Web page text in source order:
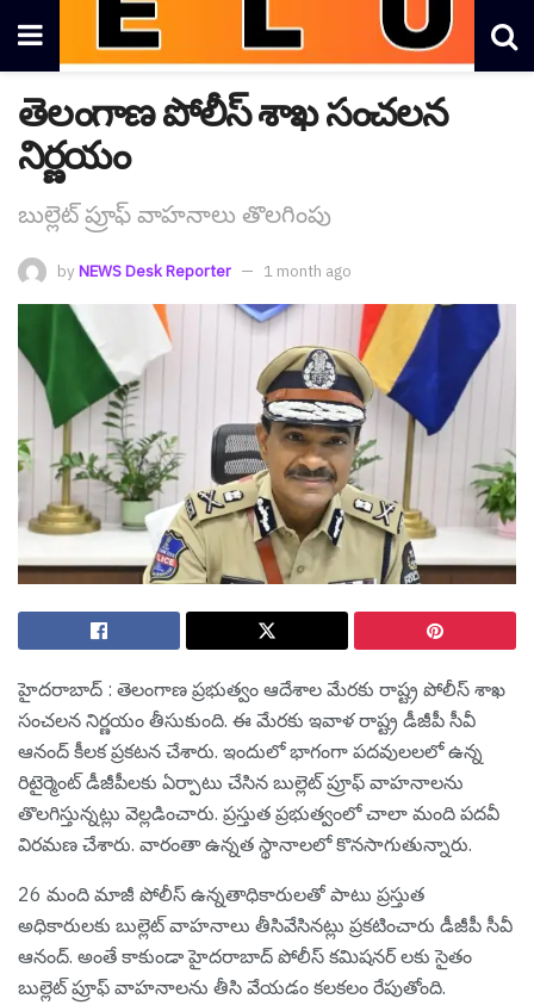
తెలంగాణ పోలీస్ శాఖ సంచ‌ల‌న‌
నిర్ణయం
బుల్లెట్ ప్రూఫ్ వాహ‌నాలు తొల‌గింపు
by NEWS Desk Reporter 1 month ago
హైద‌రాబాద్ : తెలంగాణ ప్ర‌భుత్వం ఆదేశాల మేర‌కు రాష్ట్ర పోలీస్ శాఖ
సంచ‌ల‌న నిర్ణ‌యం తీసుకుంది. ఈ మేర‌కు ఇవాళ రాష్ట్ర డీజీపీ సీవీ
ఆనంద్ కీల‌క ప్ర‌క‌ట‌న చేశారు. ఇందులో భాగంగా ప‌ద‌వుల‌ల‌లో ఉన్న
రిటైర్మెంట్ డీజీపీల‌కు ఏర్పాటు చేసిన బుల్లెట్ ప్రూఫ్ వాహ‌నాల‌ను
తొల‌గిస్తున్న‌ట్లు వెల్ల‌డించారు. ప్ర‌స్తుత ప్ర‌భుత్వంలో చాలా మంది ప‌ద‌వీ
విర‌మ‌ణ చేశారు. వారంతా ఉన్న‌త స్థానాల‌లో కొన‌సాగుతున్నారు.
26 మంది మాజీ పోలీస్ ఉన్నతాధికారులతో పాటు ప్రస్తుత
అధికారులకు బుల్లెట్ వాహనాలు తీసివేసిన‌ట్లు ప్ర‌క‌టించారు డీజీపీ సీవీ
ఆనంద్. అంతే కాకుండా హైదరాబాద్ పోలీస్ కమిషనర్ లకు సైతం
బుల్లెట్ ప్రూఫ్ వాహనాలను తీసి వేయ‌డం క‌ల‌క‌లం రేపుతోంది.